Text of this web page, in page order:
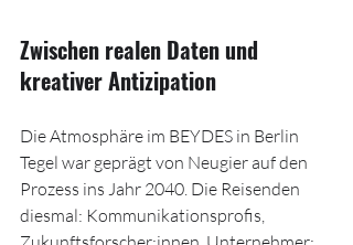
Zwischen realen Daten und
kreativer Antizipation
Die Atmosphäre im BEYDES in Berlin
Tegel war geprägt von Neugier auf den
Prozess ins Jahr 2040. Die Reisenden
diesmal: Kommunikationsprofis,